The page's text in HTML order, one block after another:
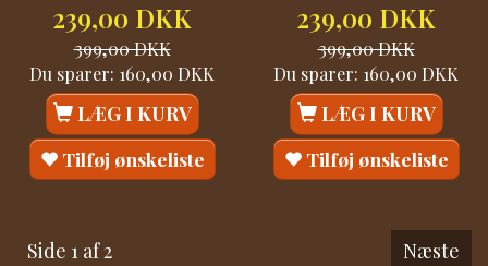
239,00 DKK
399,00 DKK
Du sparer: 160,00 DKK
LÆG I KURV
Tilføj ønskeliste
239,00 DKK
399,00 DKK
Du sparer: 160,00 DKK
LÆG I KURV
Tilføj ønskeliste
Side 1 af 2 Næste